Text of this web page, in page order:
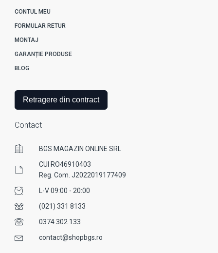
CONTUL MEU
FORMULAR RETUR
MONTAJ
GARANȚIE PRODUSE
BLOG
Retragere din contract
Contact
BGS MAGAZIN ONLINE SRL
CUI RO46910403
Reg. Com. J2022019177409
L-V 09:00 - 20:00
(021) 331 8133
0374 302 133
contact@shopbgs.ro